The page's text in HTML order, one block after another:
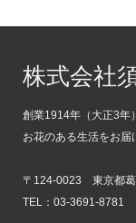
株式会社
創業1914年（大正3
お花のある生活をお届
〒124-0023 東京都葛
TEL：03-3691-8781